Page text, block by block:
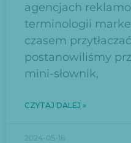
agencjach
terminologii
czasem
postanowiliśmy
mini-słownik,
CZYTAJ DALEJ »
2024-05-16